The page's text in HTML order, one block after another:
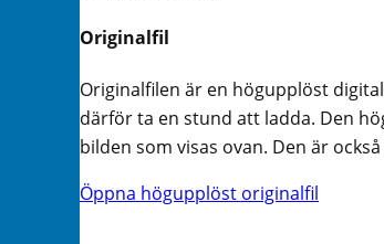
Originalfil
Originalfilen är en högupplöst
därför ta en stund att ladda. Den
bilden som visas ovan. Den är
Öppna högupplöst originalfil